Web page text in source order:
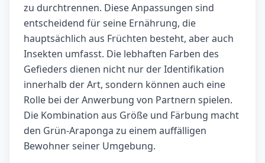
zu durchtrennen. Diese Anpassungen sind
entscheidend für seine Ernährung, die
hauptsächlich aus Früchten besteht, aber auch
Insekten umfasst. Die lebhaften Farben des
Gefieders dienen nicht nur der Identifikation
innerhalb der Art, sondern können auch eine
Rolle bei der Anwerbung von Partnern spielen.
Die Kombination aus Größe und Färbung macht
den Grün-Araponga zu einem auffälligen
Bewohner seiner Umgebung.